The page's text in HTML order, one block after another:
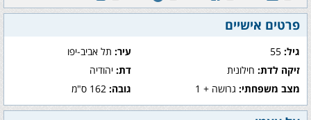
פרטים אישיים
גיל: עיר:תל אביב-יפו
זיקה לדת: חילונית דת:יהודיה
מצב משפחתי: גרושה + 1 גובה:162 ס"מ